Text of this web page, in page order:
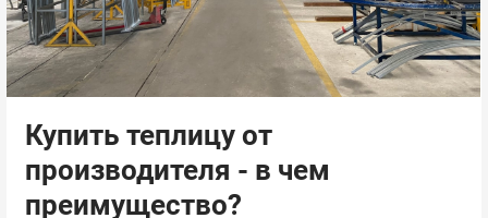
Купить теплицу от
производителя - в чем
преимущество?